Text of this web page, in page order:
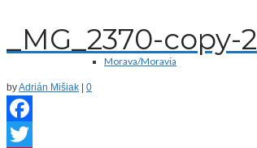
Morava/Moravia
_MG_2370-copy-2
byAdrián Mišiak 0
Facebook